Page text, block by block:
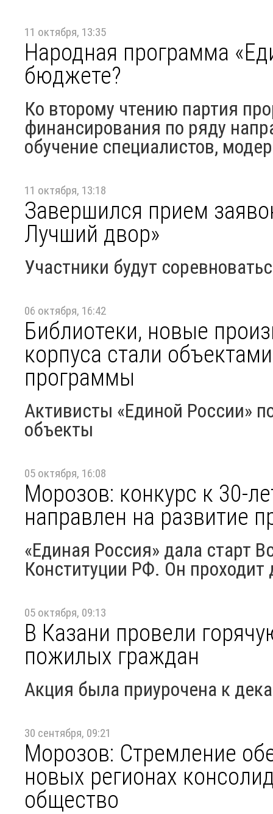
11 октября, 13:35
Народная программа
бюджете?
Ко второму чтению партия
финансирования по ряду
обучение специалистов,
11 октября, 13:18
Завершился прием
Лучший двор»
Участники будут
06 октября, 16:42
Библиотеки, новые
корпуса стали
программы
Активисты «Единой России»
объекты
05 октября, 16:08
Морозов: конкурс к 30-
направлен на развитие
«Единая Россия» дала старт
Конституции РФ. Он проходит
05 октября, 09:13
В Казани провели
пожилых граждан
Акция была приурочена к
30 сентября, 09:21
Морозов: Стремление
новых регионах
общество